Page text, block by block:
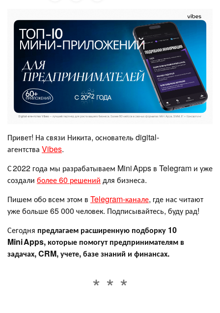
Привет! На связи Никита, основатель digital-
агентства Vibes.
С 2022 года мы разрабатываем Mini Apps в Telegram и уже
создали более 60 решений для бизнеса.
Пишем обо всем этом в Telegram-канале, где нас читают
уже больше 65 000 человек. Подписывайтесь, буду рад!
Сегодня предлагаем расширенную подборку 10
Mini Apps, которые помогут предпринимателям в
задачах, CRM, учете, базе знаний и финансах.